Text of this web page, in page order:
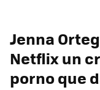
Jenna
Netflix un
porno que